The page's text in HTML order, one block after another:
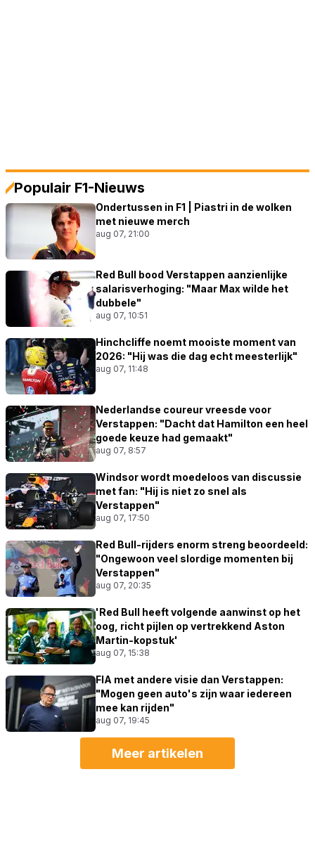
Populair F1-Nieuws
Ondertussen in F1 | Piastri in de wolken
met nieuwe merch
aug 07, 21:00
Red Bull bood Verstappen aanzienlijke
salarisverhoging: "Maar Max wilde het
dubbele"
aug 07, 10:51
Hinchcliffe noemt mooiste moment van
2026: "Hij was die dag echt meesterlijk"
aug 07, 11:48
Nederlandse coureur vreesde voor
Verstappen: "Dacht dat Hamilton een heel
goede keuze had gemaakt"
aug 07, 8:57
Windsor wordt moedeloos van discussie
met fan: "Hij is niet zo snel als
Verstappen"
aug 07, 17:50
Red Bull-rijders enorm streng beoordeeld:
"Ongewoon veel slordige momenten bij
Verstappen"
aug 07, 20:35
'Red Bull heeft volgende aanwinst op het
oog, richt pijlen op vertrekkend Aston
Martin-kopstuk'
aug 07, 15:38
FIA met andere visie dan Verstappen:
"Mogen geen auto's zijn waar iedereen
mee kan rijden"
aug 07, 19:45
Meer artikelen